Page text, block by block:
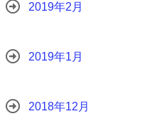
2019年2月
2019年1月
2018年12月